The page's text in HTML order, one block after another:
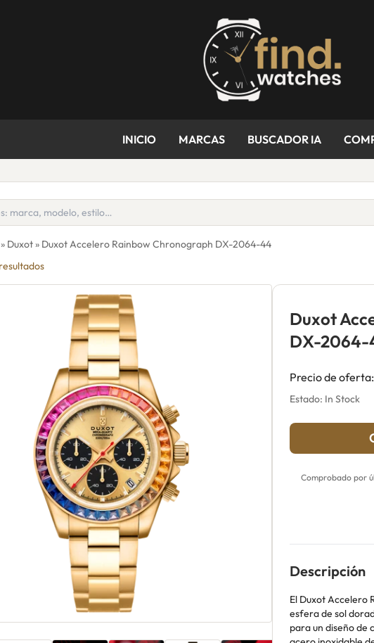
INICIO MARCAS BUSCADOR IA
» Duxot» Duxot Accelero Rainbow Chronograph DX-2064-44
Duxot
DX-2064-
Precio de oferta:
Estado: In Stock
Comprobado por
Descripción
El Duxot Accelero
esfera de sol
para un diseño de